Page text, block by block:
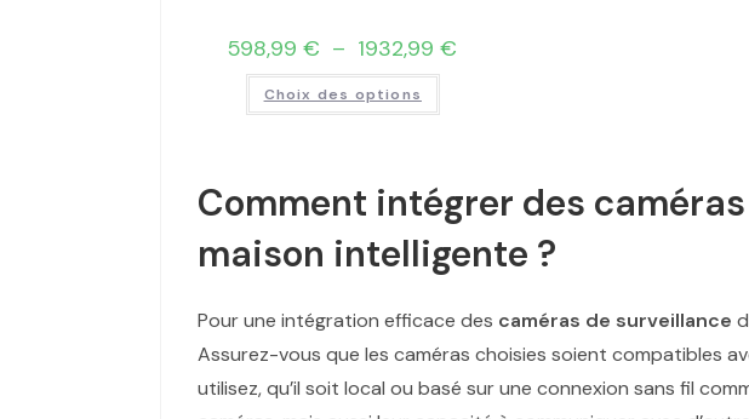
598,99€ – 1932,99€
Choix des options
Comment intégrer des
maison intelligente ?
Pour une intégration efficace des caméras de surveillance
Assurez-vous que les caméras choisies soient compatibles
utilisez, qu’il soit local ou basé sur une connexion sans fil